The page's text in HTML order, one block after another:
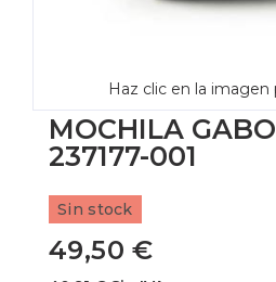
Haz clic en la imagen
MOCHILA
237177-001
Sin stock
49,50 €